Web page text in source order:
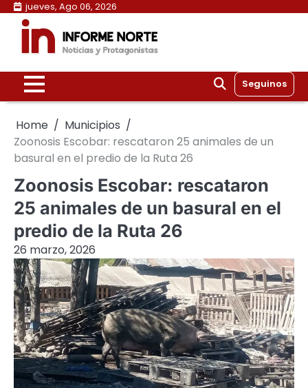
Skip
content
jueves, Ago 06, 2026
Seguinos
Home
Municipios
Zoonosis Escobar: rescataron 25 animales de un
basural en el predio de la Ruta 26
Zoonosis Escobar: rescataron
25 animales de un basural en el
predio de la Ruta 26
26 marzo, 2026